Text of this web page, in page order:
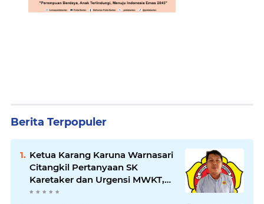
Berita Terpopuler
Ketua Karang Karuna Warnasari
Citangkil Pertanyaan SK
Karetaker dan Urgensi MWKT,
Saat Suasana Berduka